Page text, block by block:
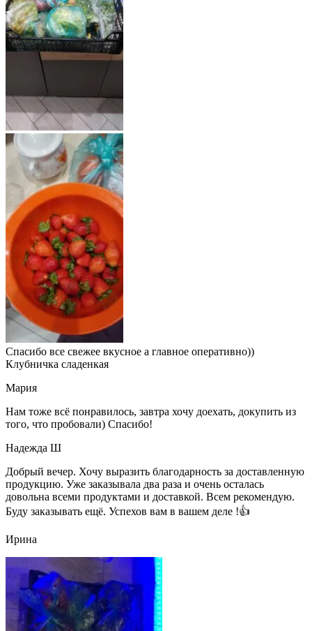
Спасибо все свежее вкусное а главное оперативно))
Клубничка сладенкая
Мария
Нам тоже всё понравилось, завтра хочу доехать, докупить из
того, что пробовали) Спасибо!
Надежда Ш
Добрый вечер. Хочу выразить благодарность за доставленную
продукцию. Уже заказывала два раза и очень осталась
довольна всеми продуктами и доставкой. Всем рекомендую.
Буду заказывать ещё. Успехов вам в вашем деле !👍
Ирина